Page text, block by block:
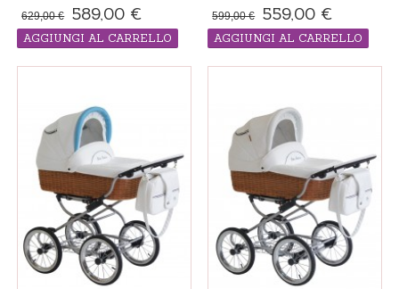
629,00 € 589,00 €
AGGIUNGI AL CARRELLO
599,00 € 559,00 €
AGGIUNGI AL CARRELLO